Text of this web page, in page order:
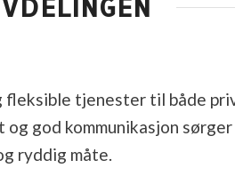
fleksible tjenester til både
god kommunikasjon
ryddig måte.